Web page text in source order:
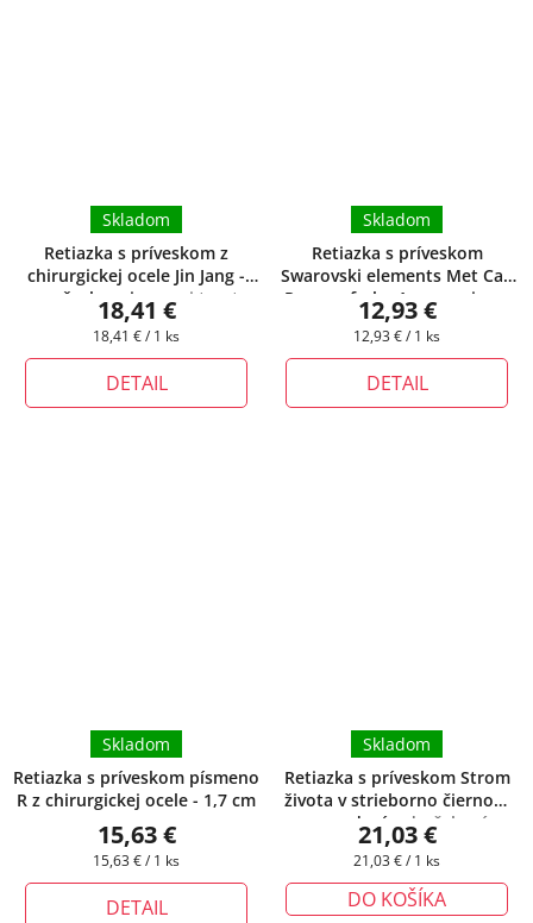
Retiazka s príveskom z
chirurgickej ocele Jin Jang -
vzor šachovnica + pri tomto
produkte si môžete zvoliť
dĺžku retiazky
Skladom
18,41 €
Jednotková
cena:
18,41 € / 1 ks
DETAIL
Retiazka s príveskom
Swarovski elements Met Cap
Pear vo farbe Aquamarine
darčeková krabička zadarmo
Skladom
12,93 €
Jednotková
cena:
12,93 € / 1 ks
DETAIL
Retiazka s príveskom písmeno
R z chirurgickej ocele - 1,7 cm
Skladom
15,63 €
Jednotková
cena:
15,63 € / 1 ks
DETAIL
Retiazka s príveskom Strom
života v strieborno čiernom
prevedení + darčeková
krabička zadarmo
Skladom
21,03 €
Jednotková
cena:
21,03 € / 1 ks
DO KOŠÍKA